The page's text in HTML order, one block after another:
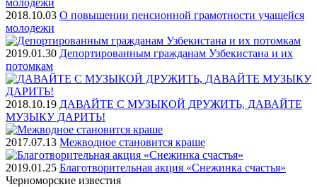
2018.10.03 О повышении пенсионной грамотности учащейся
молодежи
2019.01.30 Депортированным гражданам Узбекистана и их
потомкам
2018.10.19 ДАВАЙТЕ С МУЗЫКОЙ ДРУЖИТЬ, ДАВАЙТЕ
МУЗЫКУ ДАРИТЬ!
2017.07.13 Межводное становится краше
2019.01.25 Благотворительная акция «Снежинка счастья»
Черноморские известия